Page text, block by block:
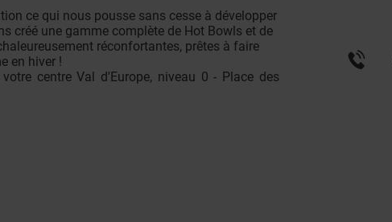
ce qui nous pousse sans cesse à développer
créé une gamme complète de Hot Bowls et de
réconfortantes, prêtes à faire
en hiver !
centre Val d'Europe, niveau 0 - Place des